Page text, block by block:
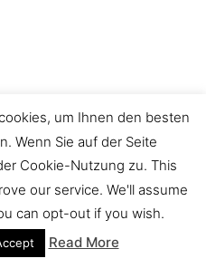
Stolz präsentiert von
um Ihnen den besten
Wenn Sie auf der Seite
Cookie-Nutzung zu. This
our service. We'll assume
can opt-out if you wish.
Read More